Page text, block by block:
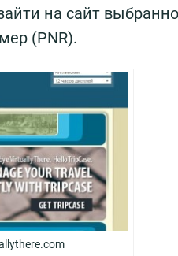
на сайт
(PNR).